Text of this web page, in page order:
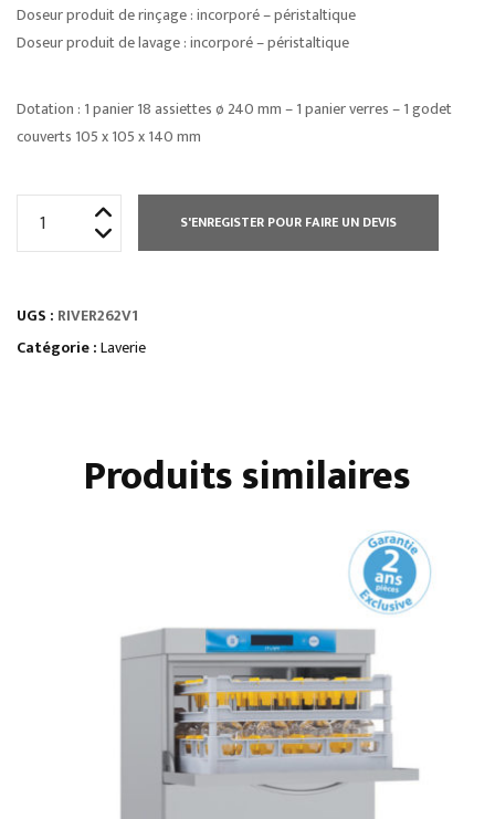
Doseur produit de rinçage : incorporé – péristaltique
Doseur produit de lavage : incorporé – péristaltique
Dotation : 1 panier 18 assiettes ø 240 mm – 1 panier verres – 1 godet
couverts 105 x 105 x 140 mm
RIVER
500
S'ENREGISTER POUR FAIRE UN DEVIS
UGS : RIVER262V1
Catégorie :Laverie
Produits similaires